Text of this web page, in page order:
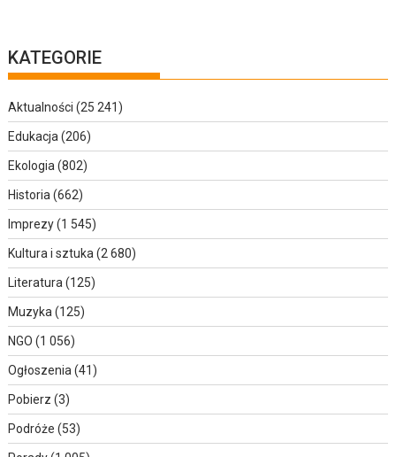
KATEGORIE
Aktualności (25 241)
Edukacja(206)
Ekologia(802)
Historia(662)
Imprezy(1 545)
Kultura i sztuka(2 680)
Literatura(125)
Muzyka(125)
NGO (1 056)
Ogłoszenia(41)
Pobierz (3)
Podróże (53)